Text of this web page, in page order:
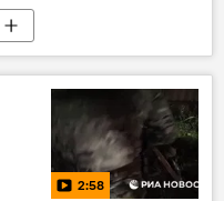
2:58